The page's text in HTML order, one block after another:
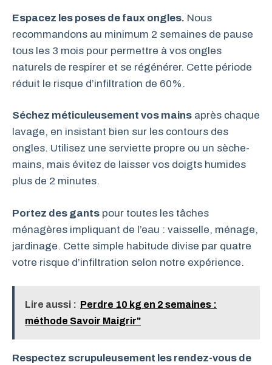
Espacez les poses de faux ongles. Nous
recommandons au minimum 2 semaines de pause
tous les 3 mois pour permettre à vos ongles
naturels de respirer et se régénérer. Cette période
réduit le risque d’infiltration de 60%.
Séchez méticuleusement vos mains après chaque
lavage, en insistant bien sur les contours des
ongles. Utilisez une serviette propre ou un sèche-
mains, mais évitez de laisser vos doigts humides
plus de 2 minutes.
Portez des gants pour toutes les tâches
ménagères impliquant de l’eau : vaisselle, ménage,
jardinage. Cette simple habitude divise par quatre
votre risque d’infiltration selon notre expérience.
Lire aussi : Perdre 10 kg en 2 semaines :
méthode Savoir Maigrir"
Respectez scrupuleusement les rendez-vous de